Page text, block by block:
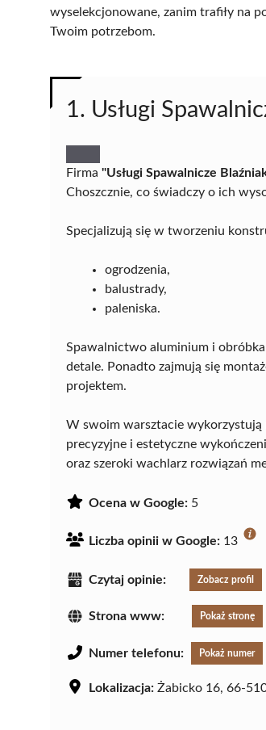
wyselekcjonowane, zanim trafiły na
Twoim potrzebom.
1. Usługi
Firma "Usługi Spawalnicze
Choszcznie, co świadczy o ich
Specjalizują się w tworzeniu
ogrodzenia,
balustrady,
paleniska.
Spawalnictwo aluminium i
detale. Ponadto zajmują się
projektem.
W swoim warsztacie wykorzystują
precyzyjne i estetyczne
oraz szeroki wachlarz rozwiązań
Ocena w Google: 5
Liczba opinii w Google: 13
Czytaj opinie: Zobacz profil
Strona www: Pokaż stronę
Numer telefonu: Pokaż numer
Lokalizacja: Żabicko 16, 66-